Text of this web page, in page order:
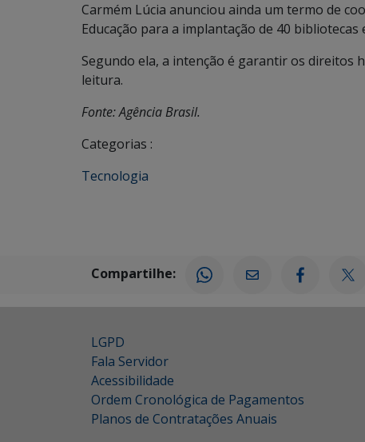
Carmém Lúcia anunciou ainda um termo de
Educação para a implantação de 40
Segundo ela, a intenção é garantir os direitos
leitura.
Fonte: Agência Brasil.
Categorias :
Tecnologia
Compartilhe:
LGPD
Fala Servidor
Acessibilidade
Ordem Cronológica de Pagamentos
Planos de Contratações Anuais